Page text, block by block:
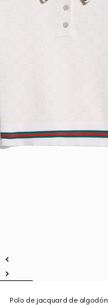
Polo de jacquard de algodón